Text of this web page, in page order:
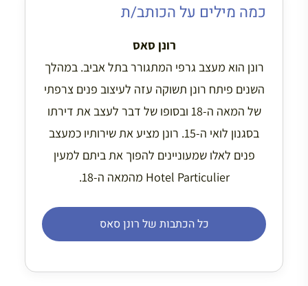
כמה מילים על הכותב/ת
רונן סאס
רונן הוא מעצב גרפי המתגורר בתל אביב. במהלך
השנים פיתח רונן תשוקה עזה לעיצוב פנים צרפתי
של המאה ה-18 ובסופו של דבר לעצב את דירתו
בסגנון לואי ה-15. רונן מציע את שירותיו כמעצב
פנים לאלו שמעוניינים להפוך את ביתם למעין
Hotel Particulier מהמאה ה-18.
כל הכתבות של רונן סאס